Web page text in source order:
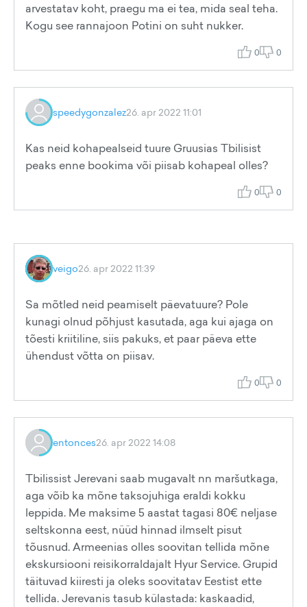
arvestatav koht, praegu ma ei tea, mida seal teha.
Kogu see rannajoon Potini on suht nukker.
0 0
speedygonzalez26. apr 2022 11:01
Kas neid kohapealseid tuure Gruusias Tbilisist
peaks enne bookima või piisab kohapeal olles?
0 0
veigo26. apr 2022 11:39
Sa mõtled neid peamiselt päevatuure? Pole
kunagi olnud põhjust kasutada, aga kui ajaga on
tõesti kriitiline, siis pakuks, et paar päeva ette
ühendust võtta on piisav.
0 0
entonces26. apr 2022 14:08
Tbilissist Jerevani saab mugavalt nn maršutkaga,
aga võib ka mõne taksojuhiga eraldi kokku
leppida. Me maksime 5 aastat tagasi 80€ neljase
seltskonna eest, nüüd hinnad ilmselt pisut
tõusnud. Armeenias olles soovitan tellida mõne
ekskursiooni reisikorraldajalt Hyur Service. Grupid
täituvad kiiresti ja oleks soovitatav Eestist ette
tellida. Jerevanis tasub külastada: kaskaadid,